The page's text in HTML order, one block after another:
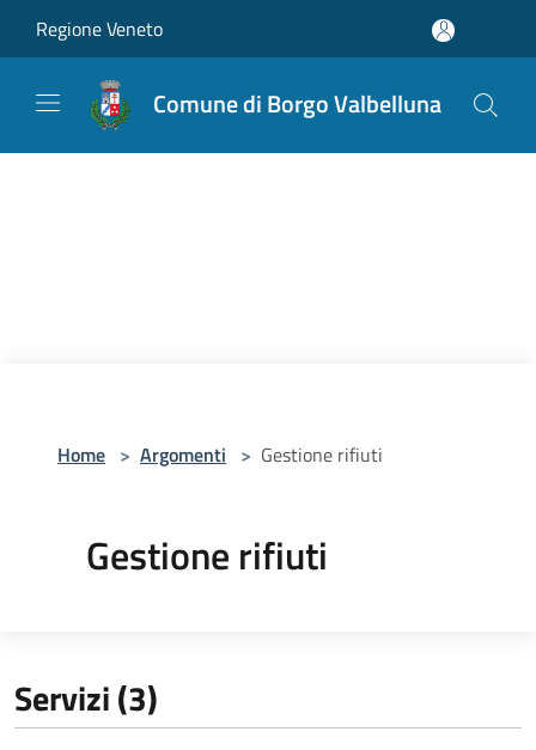
Regione Veneto
Comune di Borgo Valbelluna
Home > Argomenti > Gestione rifiuti
Gestione rifiuti
Servizi (3)